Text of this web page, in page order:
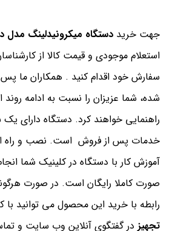
جهت خرید دستگاه میکرونیدلینگ مدل
استعلام موجودی و قیمت کالا از
سفارش خود اقدام کنید . همکاران ما
شده، شما عزیزان را نسبت به ادامه
راهنمایی خواهند کرد. دستگاه دارای
خدمات پس از فروش است. نصب و راه
آموزش کار با دستگاه در کلینیک شما
صورت کاملا رایگان است. در صورت
رابطه با خرید این محصول می توانید با
تجهیز در گفتگوی آنلاین وب سایت و